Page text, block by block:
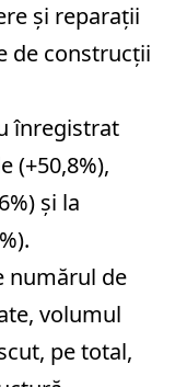
şi reparaţii
de construcţii
înregistrat
(+50,8%),
şi la
numărul de
volumul
pe total,